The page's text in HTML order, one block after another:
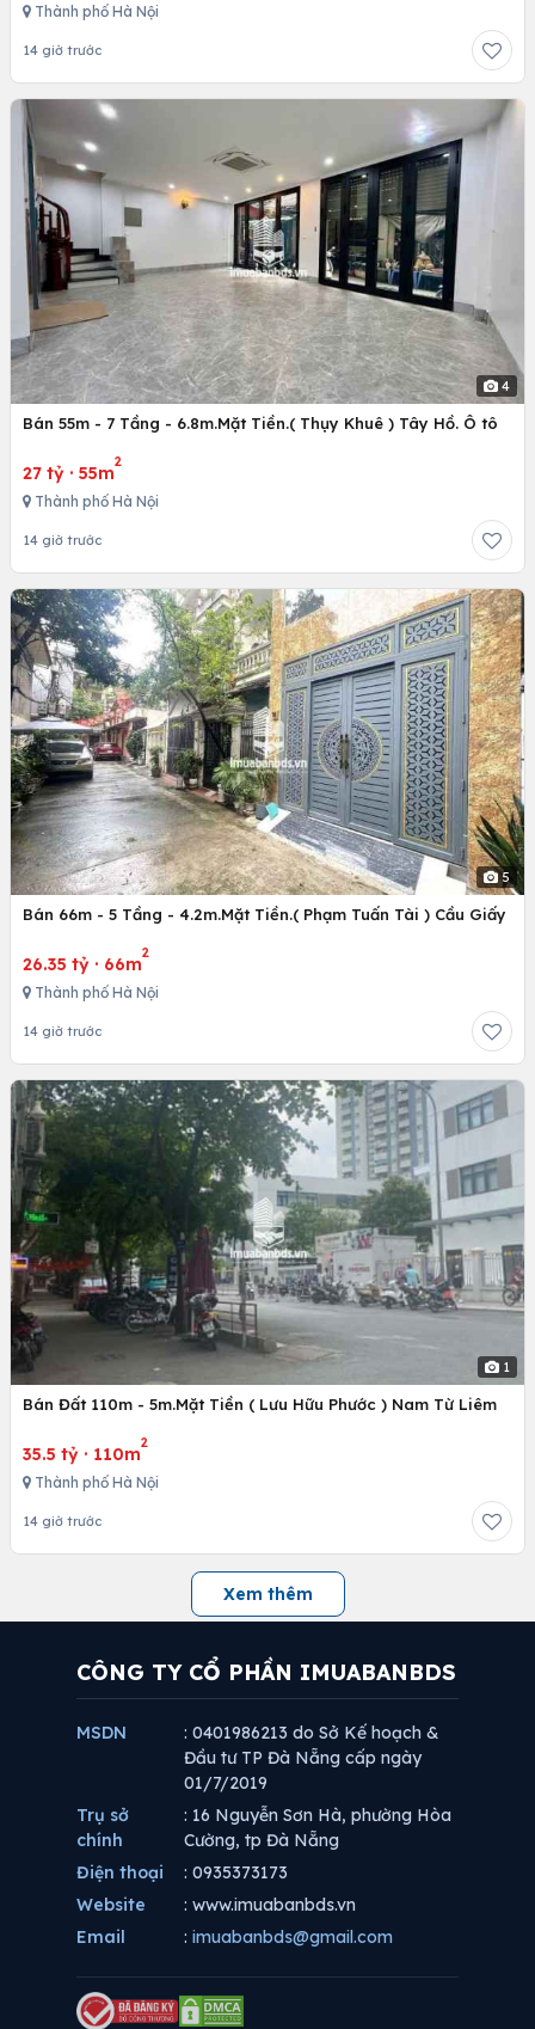
Thành phố Hà Nội
14 giờ trước
4
Bán 55m - 7 Tầng - 6.8m.Mặt Tiền.( Thụy Khuê ) Tây Hồ. Ô tô
27 tỷ · 55m
2
Thành phố Hà Nội
14 giờ trước
5
Bán 66m - 5 Tầng - 4.2m.Mặt Tiền.( Phạm Tuấn Tài ) Cầu Giấy
26.35 tỷ · 66m
2
Thành phố Hà Nội
14 giờ trước
1
Bán Đất 110m - 5m.Mặt Tiền ( Lưu Hữu Phước ) Nam Từ Liêm
35.5 tỷ · 110m
2
Thành phố Hà Nội
14 giờ trước
Xem thêm
CÔNG TY CỔ PHẦN IMUABANBDS
MSDN
: 0401986213 do Sở Kế hoạch &
Đầu tư TP Đà Nẵng cấp ngày
01/7/2019
Trụ sở
chính
: 16 Nguyễn Sơn Hà, phường Hòa
Cường, tp Đà Nẵng
Điện thoại
: 0935373173
Website
: www.imuabanbds.vn
Email
: imuabanbds@gmail.com